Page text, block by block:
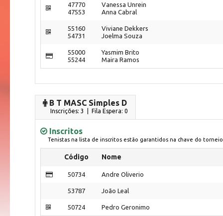
47770
47553
Vanessa Unrein
Anna Cabral
55160
54731
Viviane Dekkers
Joelma Souza
55000
55244
Yasmim Brito
Maira Ramos
B T MASC Simples D
Inscrições: 3 | Fila Espera: 0
Inscritos
Tenistas na lista de inscritos estão garantidos na chave do torneio
Código Nome
50734 Andre Oliverio
53787 João Leal
50724 Pedro Geronimo